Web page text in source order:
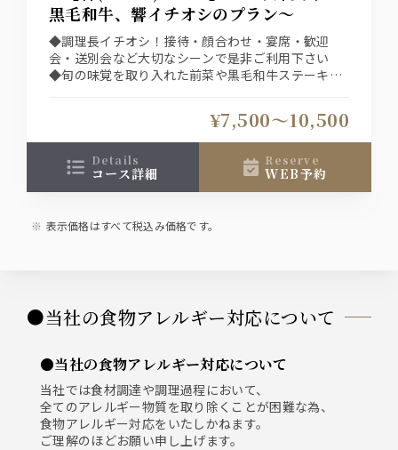
黒毛和牛、響イチオシのプラン～
◆調理長イチオシ！接待・顔合わせ・宴席・歓迎
会・送別会など大切なシーンで是非ご利用下さい
◆旬の味覚を取り入れた前菜や黒毛和牛ステーキ、
間、コース)での空席を表示している為、表示された
席以外をご希望の場合は直接、お店へご連絡下さ
い。
¥7,500〜10,500
details
コース詳細
reserve
WEB予約
表示価格はすべて税込み価格です。
●当社の食物アレルギー対応について
●当社の食物アレルギー対応について
当社では食材調達や調理過程において、
全てのアレルギー物質を取り除くことが困難な為、
食物アレルギー対応をいたしかねます。
ご理解のほどお願い申し上げます。